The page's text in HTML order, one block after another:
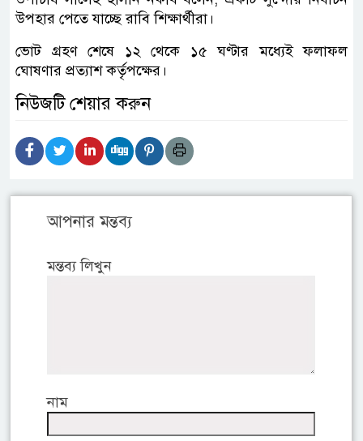
উপহার পেতে যাচ্ছে রাবি শিক্ষার্থীরা।
ভোট গ্রহণ শেষে ১২ থেকে ১৫ ঘণ্টার মধ্যেই ফলাফল
ঘোষণার প্রত্যাশ কর্তৃপক্ষের।
নিউজটি শেয়ার করুন
আপনার মন্তব্য
মন্তব্য লিখুন
নাম